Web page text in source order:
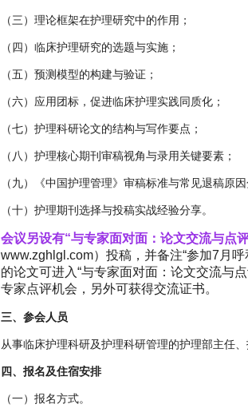
（三）理论框架在护理研究中的作用；
（四）临床护理研究的选题与实施；
（五）预测模型的构建与验证；
（六）应用团标，促进临床护理实践同质化；
（七）护理科研论文的结构与写作要点；
（八）护理核心期刊审稿视角与录用关键要素；
（九）《中国护理管理》审稿标准与常见退稿原因
（十）护理期刊选择与投稿实战经验分享。
会议另设有“与专家面对面：论文交流与点评
www.zghlgl.com）投稿，并备注“参加7月
的论文可进入“与专家面对面：论文交流与
专家点评机会，另外可获得交流证书。
三、参会人员
从事临床护理科研及护理科研管理的护理部主任
四、报名及住宿安排
（一）报名方式。